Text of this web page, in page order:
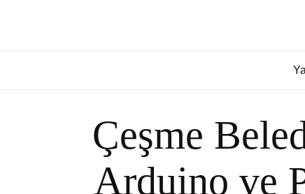
Çeşme
Arduino ve